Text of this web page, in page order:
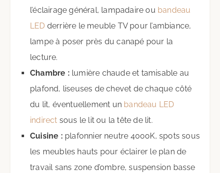
l’éclairage général, lampadaire ou bandeau
LED derrière le meuble TV pour l’ambiance,
lampe à poser près du canapé pour la
lecture.
Chambre : lumière chaude et tamisable au
plafond, liseuses de chevet de chaque côté
du lit, éventuellement un bandeau LED
indirect sous le lit ou la tête de lit.
Cuisine : plafonnier neutre 4000K, spots sous
les meubles hauts pour éclairer le plan de
travail sans zone d’ombre, suspension basse